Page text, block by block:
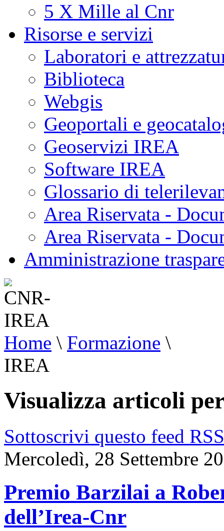
5 X Mille al Cnr
Risorse e servizi
Laboratori e
Biblioteca
Webgis
Geoportali e
Geoservizi IREA
Software IREA
Glossario di
Area Riservata -
Area Riservata -
Amministrazione
Home \ Formazione \
IREA
Visualizza articoli
Sottoscrivi questo feed RSS
Mercoledì, 28 Settembre
Premio Barzilai a
dell’Irea-Cnr